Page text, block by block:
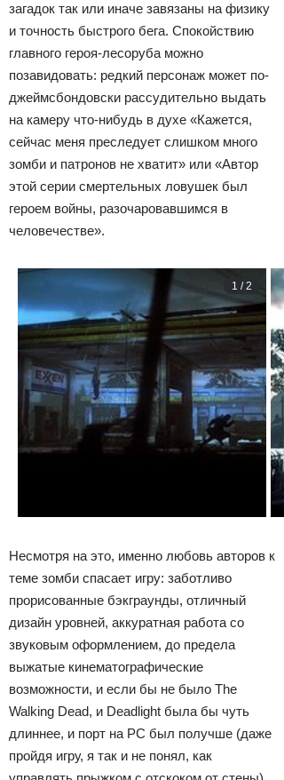
загадок так или иначе завязаны на физику
и точность быстрого бега. Спокойствию
главного героя-лесоруба можно
позавидовать: редкий персонаж может по-
джеймсбондовски рассудительно выдать
на камеру что-нибудь в духе «Кажется,
сейчас меня преследует слишком много
зомби и патронов не хватит» или «Автор
этой серии смертельных ловушек был
героем войны, разочаровавшимся в
человечестве».
1 /2
Несмотря на это, именно любовь авторов к
теме зомби спасает игру: заботливо
прорисованные бэкграунды, отличный
дизайн уровней, аккуратная работа со
звуковым оформлением, до предела
выжатые кинематографические
возможности, и если бы не было The
Walking Dead, и Deadlight была бы чуть
длиннее, и порт на PC был получше (даже
пройдя игру, я так и не понял, как